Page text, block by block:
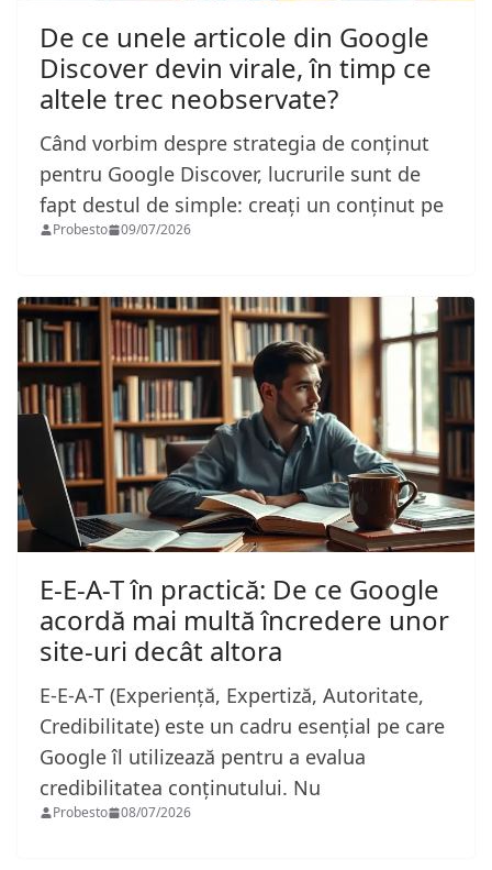
De ce unele articole din Google
Discover devin virale, în timp ce
altele trec neobservate?
Când vorbim despre strategia de conținut
pentru Google Discover, lucrurile sunt de
fapt destul de simple: creați un conținut pe
Probesto 09/07/2026
E-E-A-T în practică: De ce Google
acordă mai multă încredere unor
site-uri decât altora
E-E-A-T (Experiență, Expertiză, Autoritate,
Credibilitate) este un cadru esențial pe care
Google îl utilizează pentru a evalua
credibilitatea conținutului. Nu
Probesto 08/07/2026